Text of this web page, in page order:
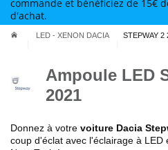
commande et bénéficiez de 15€
d'achat.
LED - XENON DACIA STEPWAY 2
Ampoule LED
2021
Donnez à votre voiture Dacia
coup d'éclat avec l'éclairage à LED